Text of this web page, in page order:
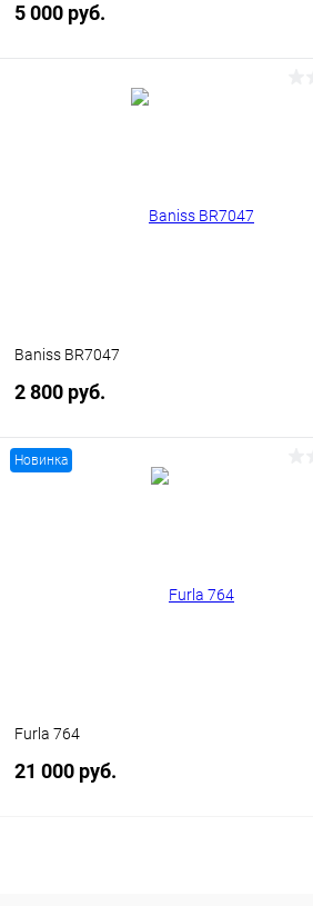
5 000 руб.
Baniss BR7047
2 800 руб.
В корзину
Новинка
Furla 764
21 000 руб.